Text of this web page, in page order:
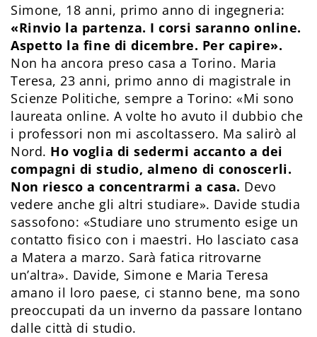
Simone, 18 anni, primo anno di ingegneria:
«Rinvio la partenza. I corsi saranno online.
Aspetto la fine di dicembre. Per capire».
Non ha ancora preso casa a Torino. Maria
Teresa, 23 anni, primo anno di magistrale in
Scienze Politiche, sempre a Torino: «Mi sono
laureata online. A volte ho avuto il dubbio che
i professori non mi ascoltassero. Ma salirò al
Nord. Ho voglia di sedermi accanto a dei
compagni di studio, almeno di conoscerli.
Non riesco a concentrarmi a casa. Devo
vedere anche gli altri studiare». Davide studia
sassofono: «Studiare uno strumento esige un
contatto fisico con i maestri. Ho lasciato casa
a Matera a marzo. Sarà fatica ritrovarne
un’altra». Davide, Simone e Maria Teresa
amano il loro paese, ci stanno bene, ma sono
preoccupati da un inverno da passare lontano
dalle città di studio.